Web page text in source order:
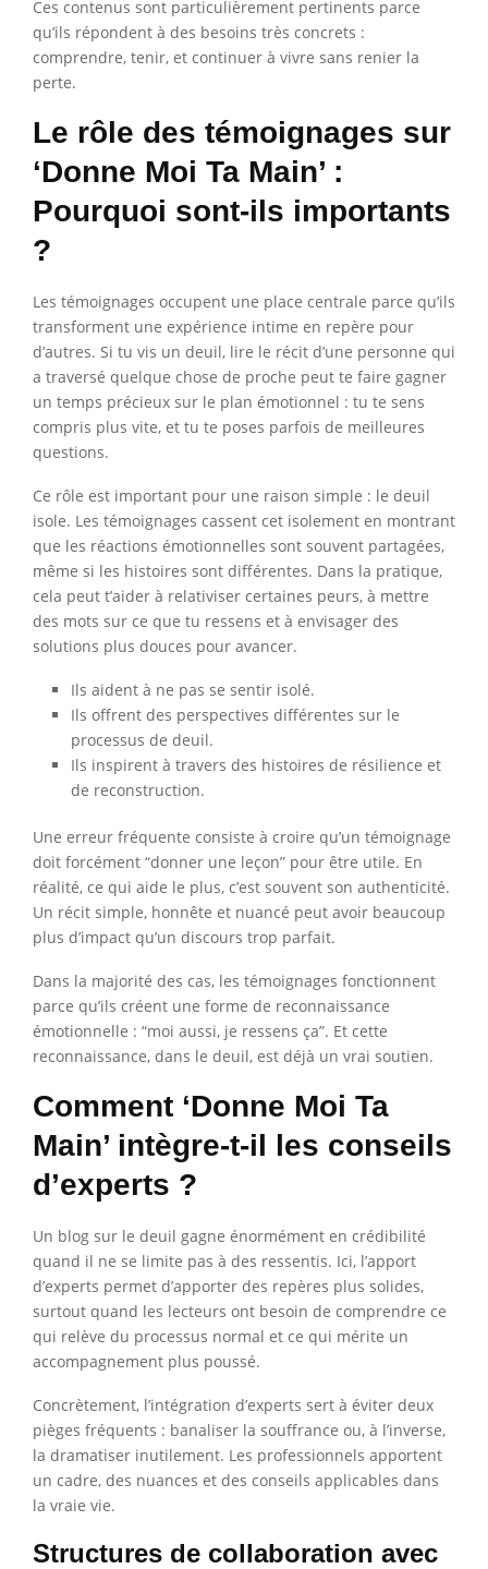
Ces contenus sont particulièrement pertinents parce
qu’ils répondent à des besoins très concrets :
comprendre, tenir, et continuer à vivre sans renier la
perte.
Le rôle des témoignages sur
‘Donne Moi Ta Main’ :
Pourquoi sont-ils importants
?
Les témoignages occupent une place centrale parce qu’ils
transforment une expérience intime en repère pour
d’autres. Si tu vis un deuil, lire le récit d’une personne qui
a traversé quelque chose de proche peut te faire gagner
un temps précieux sur le plan émotionnel : tu te sens
compris plus vite, et tu te poses parfois de meilleures
questions.
Ce rôle est important pour une raison simple : le deuil
isole. Les témoignages cassent cet isolement en montrant
que les réactions émotionnelles sont souvent partagées,
même si les histoires sont différentes. Dans la pratique,
cela peut t’aider à relativiser certaines peurs, à mettre
des mots sur ce que tu ressens et à envisager des
solutions plus douces pour avancer.
Ils aident à ne pas se sentir isolé.
Ils offrent des perspectives différentes sur le
processus de deuil.
Ils inspirent à travers des histoires de résilience et
de reconstruction.
Une erreur fréquente consiste à croire qu’un témoignage
doit forcément “donner une leçon” pour être utile. En
réalité, ce qui aide le plus, c’est souvent son authenticité.
Un récit simple, honnête et nuancé peut avoir beaucoup
plus d’impact qu’un discours trop parfait.
Dans la majorité des cas, les témoignages fonctionnent
parce qu’ils créent une forme de reconnaissance
émotionnelle : “moi aussi, je ressens ça”. Et cette
reconnaissance, dans le deuil, est déjà un vrai soutien.
Comment ‘Donne Moi Ta
Main’ intègre-t-il les conseils
d’experts ?
Un blog sur le deuil gagne énormément en crédibilité
quand il ne se limite pas à des ressentis. Ici, l’apport
d’experts permet d’apporter des repères plus solides,
surtout quand les lecteurs ont besoin de comprendre ce
qui relève du processus normal et ce qui mérite un
accompagnement plus poussé.
Concrètement, l’intégration d’experts sert à éviter deux
pièges fréquents : banaliser la souffrance ou, à l’inverse,
la dramatiser inutilement. Les professionnels apportent
un cadre, des nuances et des conseils applicables dans
la vraie vie.
Structures de collaboration avec